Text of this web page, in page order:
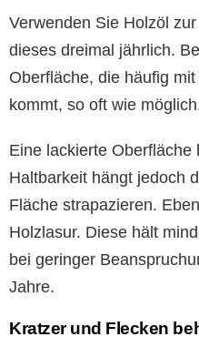
Verwenden Sie Holzöl
dieses dreimal jährlich.
Oberfläche, die häufig
kommt, so oft wie
Eine lackierte
Haltbarkeit hängt jedoch
Fläche strapazieren.
Holzlasur. Diese hält
bei geringer
Jahre.
Kratzer und Flecken